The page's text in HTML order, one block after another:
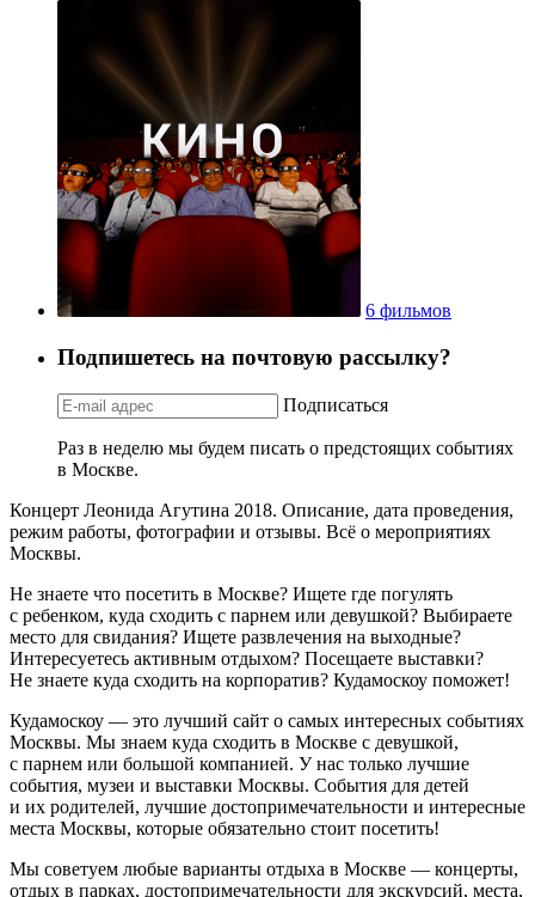
6 фильмов
Подпишетесь на почтовую рассылку?
Подписаться
Раз в неделю мы будем писать о предстоящих событиях
в Москве.
Концерт Леонида Агутина 2018. Описание, дата проведения,
режим работы, фотографии и отзывы. Всё о мероприятиях
Москвы.
Не знаете что посетить в Москве? Ищете где погулять
с ребенком, куда сходить с парнем или девушкой? Выбираете
место для свидания? Ищете развлечения на выходные?
Интересуетесь активным отдыхом? Посещаете выставки?
Не знаете куда сходить на корпоратив? Кудамоскоу поможет!
Кудамоскоу — это лучший сайт о самых интересных событиях
Москвы. Мы знаем куда сходить в Москве с девушкой,
с парнем или большой компанией. У нас только лучшие
события, музеи и выставки Москвы. События для детей
и их родителей, лучшие достопримечательности и интересные
места Москвы, которые обязательно стоит посетить!
Мы советуем любые варианты отдыха в Москве — концерты,
отдых в парках, достопримечательности для экскурсий, места,